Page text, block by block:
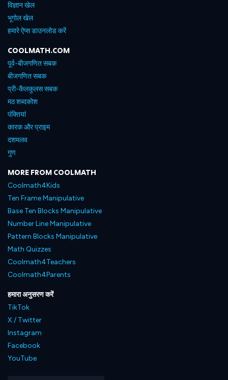
विज्ञान खेल
भूगोल खेल
हमारे ऐप्स डाउनलोड करें
COOLMATH.COM
पूर्व-बीजगणित सबक
बीजगणित सबक
प्री-कैलकुलस सबक
मठ शब्दकोश
पंक्तियां
कारक और प्राइम
दशमलव
गुण
MORE FROM COOLMATH
Coolmath4Kids
Ten Frame Manipulative
Base Ten Blocks Manipulative
Number Line Manipulative
Pattern Blocks Manipulative
Math Quizzes
Coolmath4Teachers
Coolmath4Parents
हमारा अनुसरण करें
TikTok
X / Twitter
Instagram
Facebook
YouTube